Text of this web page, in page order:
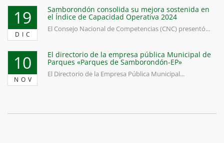
19
DIC
Samborondón consolida su mejora sostenida en
el Índice de Capacidad Operativa 2024
El Consejo Nacional de Competencias (CNC) presentó...
10
NOV
El directorio de la empresa pública Municipal de
Parques «Parques de Samborondón-EP»
El Directorio de la Empresa Pública Municipal...